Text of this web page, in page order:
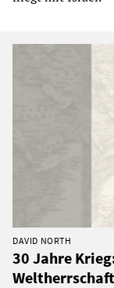
DAVID NORTH
30 Jahre